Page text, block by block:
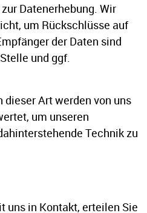
Datenerhebung. Wir
um Rückschlüsse auf
der Daten sind
und ggf.
Art werden von uns
um unseren
Technik zu
uns in Kontakt, erteilen Sie